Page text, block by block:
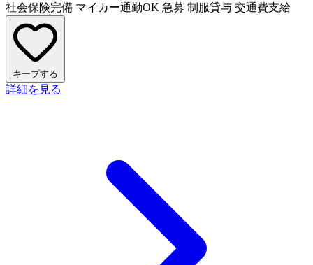
社会保険完備 マイカー通勤OK 急募 制服貸与 交通費支給
キープする
詳細を見る